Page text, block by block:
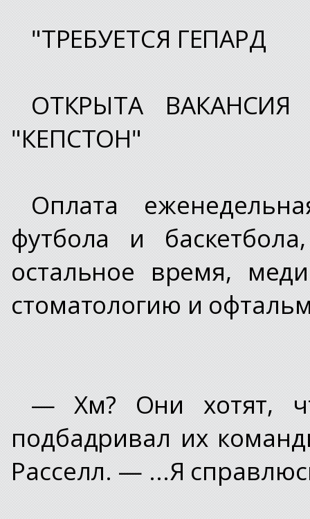
"ТРЕБУЕТСЯ ГЕПАРД
ОТКРЫТА ВАКАНСИЯ
"КЕПСТОН"
Оплата
футбола и
остальное время,
стоматологию и
— Хм? Они хотят,
подбадривал их
Расселл. — ...Я